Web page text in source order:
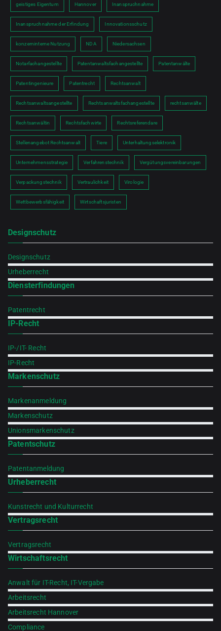
geistiges Eigentum Hannover Inanspruchnahme
Inanspruchnahme der Erfindung Innovationsschutz
konzerninterne Nutzung NDA Niedersachsen
Notarfachangestellte Patentanwaltsfachangestellte Patentanwälte
Patentingenieure Patentrecht Rechtsanwalt
Rechtsanwaltsangestellte Rechtsanwaltsfachangestellte rechtsanwälte
Rechtsanwältin Rechtsfachwirte Rechtsreferendare
Stellenangebot Rechtsanwalt Tiere Unterhaltungselektronik
Unternehmensstrategie Verfahrenstechnik Vergütungsvereinbarungen
Verpackungstechnik Vertraulichkeit Virologie
Wettbewerbsfähigkeit Wirtschaftsjuristen
Designschutz
Designschutz
Urheberrecht
Diensterfindungen
Patentrecht
IP-Recht
IP-/IT- Recht
IP-Recht
Markenschutz
Markenanmeldung
Markenschutz
Unionsmarkenschutz
Patentschutz
Patentanmeldung
Urheberrecht
Kunstrecht und Kulturrecht
Vertragsrecht
Vertragsrecht
Wirtschaftsrecht
Anwalt für IT-Recht, IT-Vergabe
Arbeitsrecht
Arbeitsrecht Hannover
Compliance